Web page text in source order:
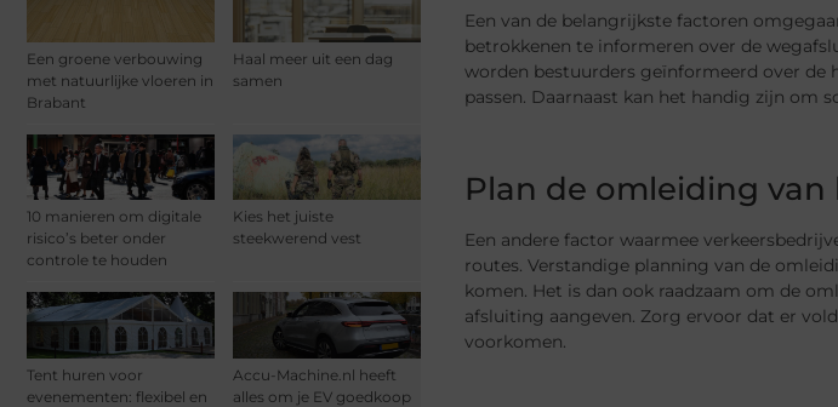
Een groene verbouwing
met natuurlijke vloeren in
Brabant
Haal meer uit een dag
samen
10 manieren om digitale
risico’s beter onder
controle te houden
Kies het juiste
steekwerend vest
Tent huren voor
evenementen: flexibel en
Accu-Machine.nl heeft
alles om je EV goedkoop
Een van de belangrijkste factoren
betrokkenen te informeren over de
worden bestuurders geïnformeerd over de
passen. Daarnaast kan het handig zijn om
Plan de omleiding
Een andere factor waarmee
routes. Verstandige planning van de
komen. Het is dan ook raadzaam om de
afsluiting aangeven. Zorg ervoor dat er
voorkomen.